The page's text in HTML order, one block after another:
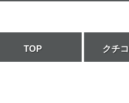
TOP クチ